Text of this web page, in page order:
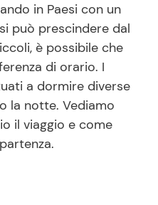
in Paesi con un
può prescindere dal
è possibile che
di orario. I
a dormire diverse
la notte. Vediamo
il viaggio e come